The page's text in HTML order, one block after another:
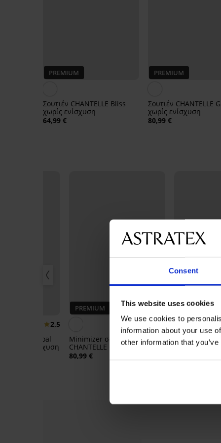
Consent
This website uses cookies
We use cookies to
information about your use
other information that
PREMIUM
Σουτιέν CHANTELLE Bliss
χωρίς ενίσχυση
64,99 €
PREMIUM
Σουτιέν CHANTELLE
χωρίς ενίσχυση
80,99 €
2,5
Wacoal
χωρίς ενίσχυση
PREMIUM
5
Minimizer σουτιέν
CHANTELLE C Magnifique
χωρίς ενίσχυση
80,99 €
Bestseller
Wild Rose